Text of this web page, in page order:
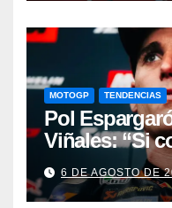
MOTOGP TENDENCIAS
Pol
Viñales: “Si
juzgan; si no
desapareces”
6 DE AGOSTO DE